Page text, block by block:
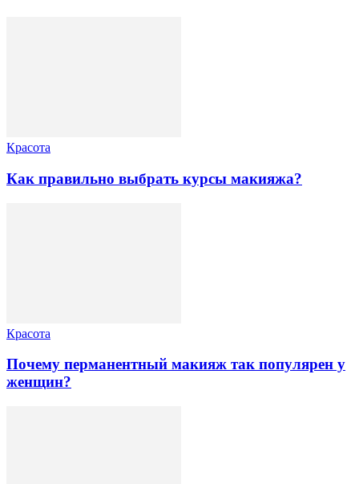
Красота
Как правильно выбрать курсы макияжа?
Красота
Почему перманентный макияж так популярен у
женщин?